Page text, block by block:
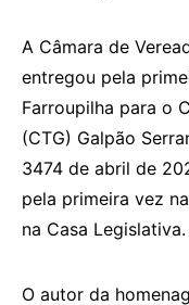
A Câmara de
entregou pela
Farroupilha para o
(CTG) Galpão
3474 de abril de
pela primeira vez
na Casa Legislativa.
O autor da